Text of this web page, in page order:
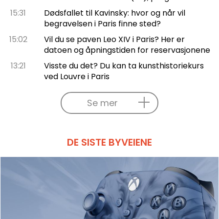
15:31
Dødsfallet til Kavinsky: hvor og når vil
begravelsen i Paris finne sted?
15:02
Vil du se paven Leo XIV i Paris? Her er
datoen og åpningstiden for reservasjonene
13:21
Visste du det? Du kan ta kunsthistoriekurs
ved Louvre i Paris
Se mer
DE SISTE BYVEIENE